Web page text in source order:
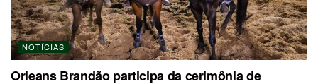
NOTÍCIAS
Orleans Brandão participa da cerimônia de